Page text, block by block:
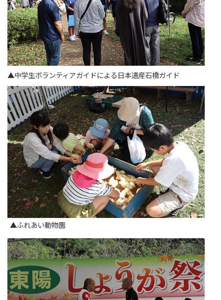
▲中学生ボランティアガイドによる日本遺産石橋ガイド
▲ふれあい動物園